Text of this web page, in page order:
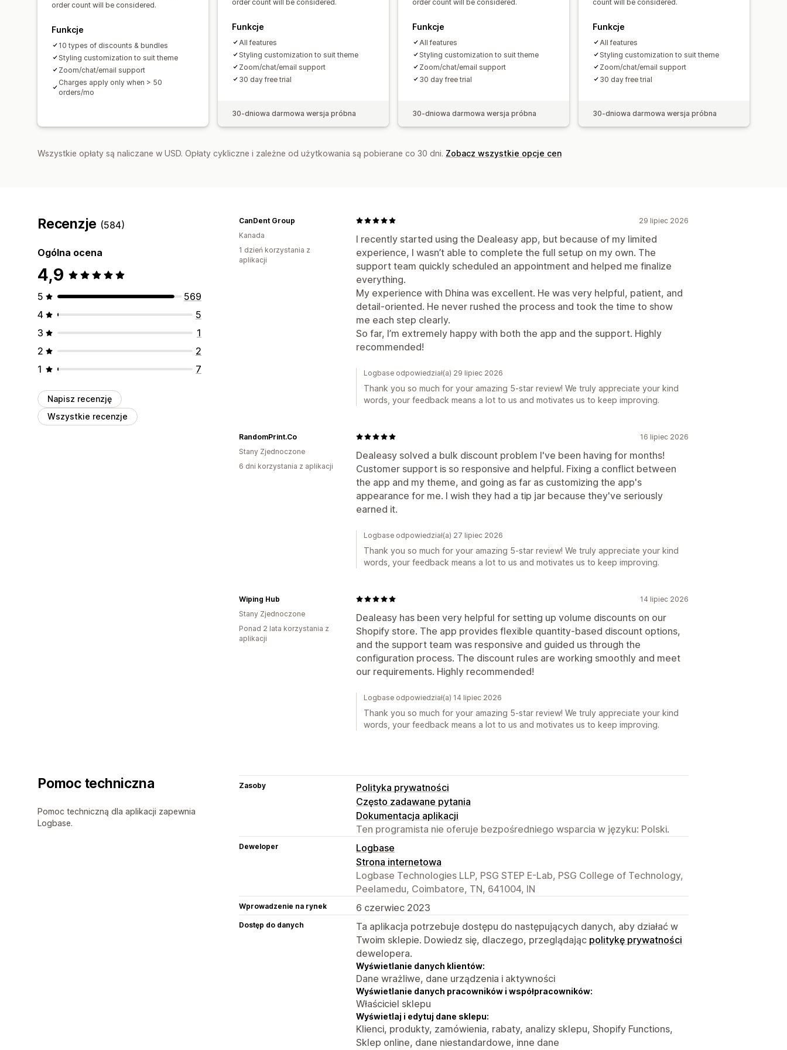
order count will be considered.
Funkcje
10 types of discounts & bundles
Styling customization to suit theme
Zoom/chat/email support
Charges apply only when > 50
orders/mo
order count will be considered.
Funkcje
All features
Styling customization to suit theme
Zoom/chat/email support
30 day free trial
30-dniowa darmowa wersja próbna
order count will be considered.
Funkcje
All features
Styling customization to suit theme
Zoom/chat/email support
30 day free trial
30-dniowa darmowa wersja próbna
count will be considered.
Funkcje
All features
Styling customization to suit theme
Zoom/chat/email support
30 day free trial
30-dniowa darmowa wersja próbna
Wszystkie opłaty są naliczane w USD. Opłaty cykliczne i zależne od użytkowania są pobierane co 30 dni. Zobacz wszystkie opcje cen
Recenzje (584)
Ogólna ocena
4,9
5
569
4
5
3
1
2
2
1
7
Napisz recenzję
Wszystkie recenzje
29 lipiec 2026
I recently started using the Dealeasy app, but because of my limited
experience, I wasn’t able to complete the full setup on my own. The
support team quickly scheduled an appointment and helped me finalize
everything.
My experience with Dhina was excellent. He was very helpful, patient, and
detail-oriented. He never rushed the process and took the time to show
me each step clearly.
So far, I’m extremely happy with both the app and the support. Highly
recommended!
CanDent Group
Kanada
1 dzień korzystania z
aplikacji
Logbase odpowiedział(a) 29 lipiec 2026
Thank you so much for your amazing 5-star review! We truly appreciate your kind
words, your feedback means a lot to us and motivates us to keep improving.
16 lipiec 2026
Dealeasy solved a bulk discount problem I've been having for months!
Customer support is so responsive and helpful. Fixing a conflict between
the app and my theme, and going as far as customizing the app's
appearance for me. I wish they had a tip jar because they've seriously
earned it.
RandomPrint.Co
Stany Zjednoczone
6 dni korzystania z aplikacji
Logbase odpowiedział(a) 27 lipiec 2026
Thank you so much for your amazing 5-star review! We truly appreciate your kind
words, your feedback means a lot to us and motivates us to keep improving.
14 lipiec 2026
Dealeasy has been very helpful for setting up volume discounts on our
Shopify store. The app provides flexible quantity-based discount options,
and the support team was responsive and guided us through the
configuration process. The discount rules are working smoothly and meet
our requirements. Highly recommended!
Wiping Hub
Stany Zjednoczone
Ponad 2 lata korzystania z
aplikacji
Logbase odpowiedział(a) 14 lipiec 2026
Thank you so much for your amazing 5-star review! We truly appreciate your kind
words, your feedback means a lot to us and motivates us to keep improving.
Pomoc techniczna
Pomoc techniczną dla aplikacji zapewnia
Logbase.
Zasoby
Polityka prywatności
Często zadawane pytania
Dokumentacja aplikacji
Ten programista nie oferuje bezpośredniego wsparcia w języku: Polski.
Deweloper
Logbase
Strona internetowa
Logbase Technologies LLP, PSG STEP E-Lab, PSG College of Technology,
Peelamedu, Coimbatore, TN, 641004, IN
Wprowadzenie na rynek 6 czerwiec 2023
Dostęp do danych
Ta aplikacja potrzebuje dostępu do następujących danych, aby działać w
Twoim sklepie. Dowiedz się, dlaczego, przeglądając politykę prywatności
dewelopera.
Wyświetlanie danych klientów:
Dane wrażliwe, dane urządzenia i aktywności
Wyświetlanie danych pracowników i współpracowników:
Właściciel sklepu
Wyświetlaj i edytuj dane sklepu:
Klienci, produkty, zamówienia, rabaty, analizy sklepu, Shopify Functions,
Sklep online, dane niestandardowe, inne dane